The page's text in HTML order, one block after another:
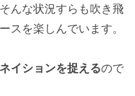
んな状況すらも吹き飛
スを楽しんでいます。
イションを捉えるので